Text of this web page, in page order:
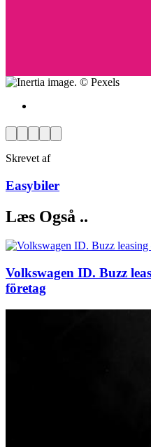
Facebook
Pinterest
Twitter
PrintEmail
Skrevet af
Easybiler
Læs Også ..
Volkswagen ID. Buzz
företag